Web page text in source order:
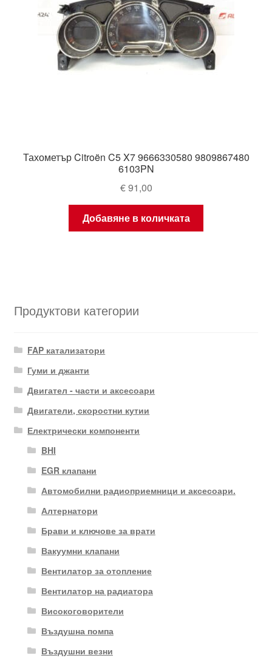
Тахометър Citroën C5 X7 9666330580 9809867480
6103PN
€91,00
Добавяне в количката
Продуктови категории
FAP катализатори
Гуми и джанти
Двигател - части и аксесоари
Двигатели, скоростни кутии
Електрически компоненти
BHI
EGR клапани
Автомобилни радиоприемници и аксесоари.
Алтернатори
Брави и ключове за врати
Вакуумни клапани
Вентилатор за отопление
Вентилатор на радиатора
Високоговорители
Въздушна помпа
Въздушни везни